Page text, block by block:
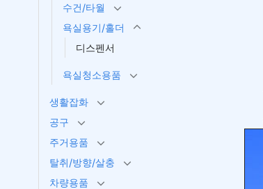
수건/타월
욕실용기/홀더
디스펜서
욕실청소용품
생활잡화
공구
주거용품
탈취/방향/살충
차량용품